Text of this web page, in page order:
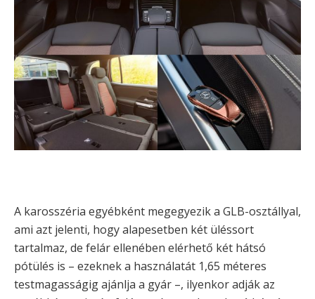
A karosszéria egyébként megegyezik a GLB-osztállyal,
ami azt jelenti, hogy alapesetben két üléssort
tartalmaz, de felár ellenében elérhető két hátsó
pótülés is – ezeknek a használatát 1,65 méteres
testmagasságig ajánlja a gyár –, ilyenkor adják az